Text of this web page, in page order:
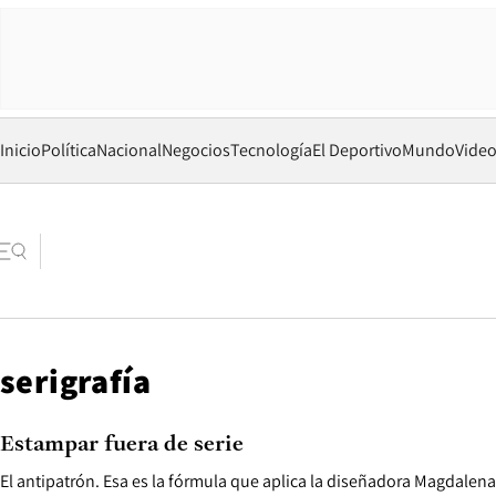
InicioPolíticaNacionalNegociosTecnologíaEl DeportivoMundo
serigrafía
El antipatrón. Esa es la fórmula que aplica la diseñadora
Estampar fuera de serie